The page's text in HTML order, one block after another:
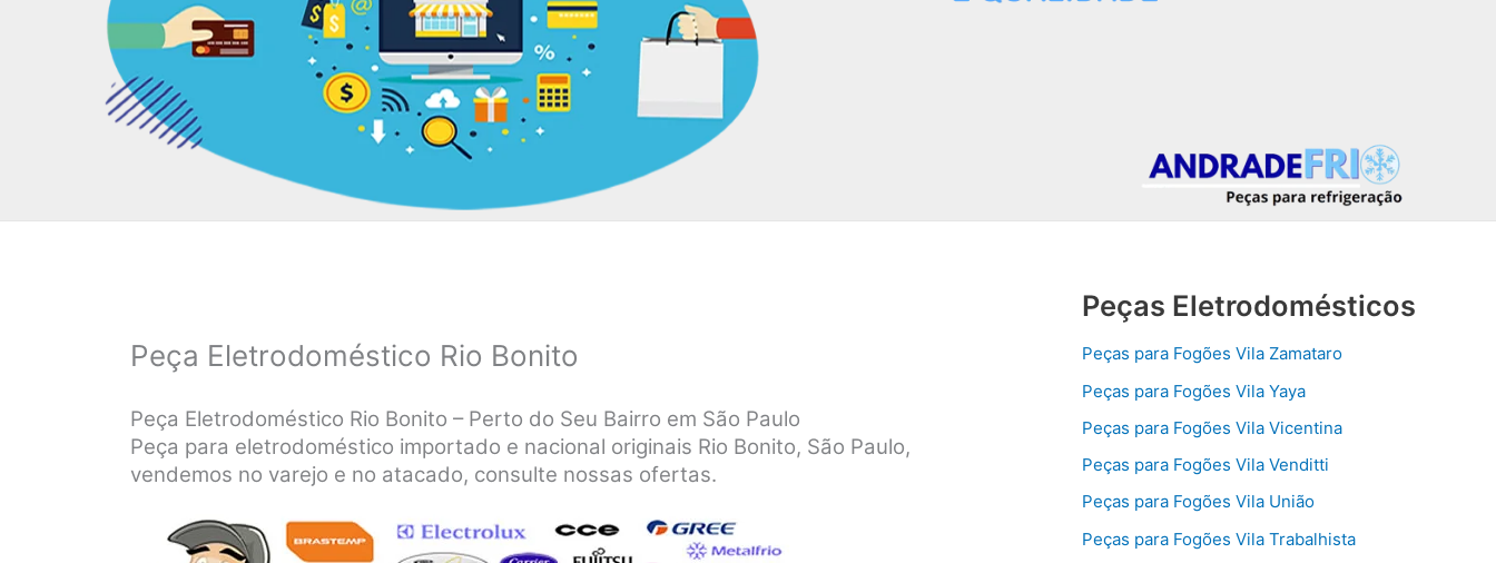
Peça Eletrodoméstico Rio Bonito
Peça Eletrodoméstico Rio Bonito – Perto do Seu Bairro em São Paulo
Peça para eletrodoméstico importado e nacional originais Rio Bonito, São Paulo,
vendemos no varejo e no atacado, consulte nossas ofertas.
Peças Eletrodomésticos
Peças para Fogões Vila Zamataro
Peças para Fogões Vila Yaya
Peças para Fogões Vila Vicentina
Peças para Fogões Vila Venditti
Peças para Fogões Vila União
Peças para Fogões Vila Trabalhista